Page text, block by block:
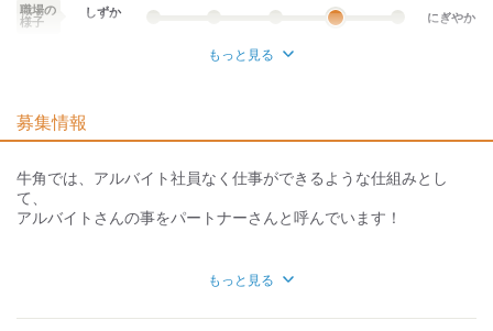
職場の
様子
しずか にぎやか
個性が生かせる
デスクワーク 立ち仕事
お客様との対話が
少ない
お客様との対話が
多い
もっと見る
募集情報
牛角では、アルバイト社員なく仕事ができるような仕組みとし
て、
アルバイトさんの事をパートナーさんと呼んでいます！
→髪色も自由で、縛りがありません！
もっと見る